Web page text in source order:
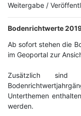
Weitergabe /
Bodenrichtwerte
Ab sofort stehen die
im Geoportal zur
Zusätzlich sind
Unterthemen
werden.